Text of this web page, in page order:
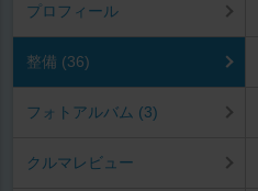
プロフィール
整備 (36)
フォトアルバム (3)
クルマレビュー